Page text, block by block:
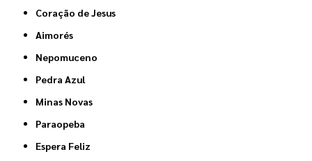
Coração de Jesus
Aimorés
Nepomuceno
Pedra Azul
Minas Novas
Paraopeba
Espera Feliz